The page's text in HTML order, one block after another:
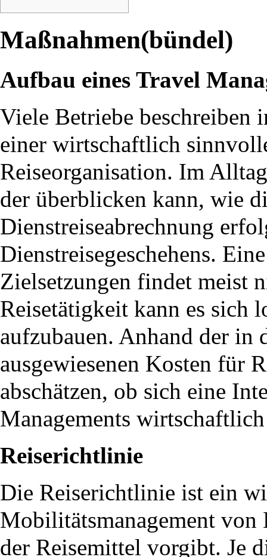
Maßnahmen(bündel)
Aufbau eines Travel
Viele Betriebe beschreiben
einer wirtschaftlich
Reiseorganisation. Im
der überblicken kann, wie
Dienstreiseabrechnung
Dienstreisegeschehens.
Zielsetzungen findet meist
Reisetätigkeit kann es sich
aufzubauen. Anhand der in
ausgewiesenen Kosten für
abschätzen, ob sich eine
Managements
Reiserichtlinie
Die Reiserichtlinie ist ein
Mobilitätsmanagement von
der Reisemittel vorgibt. Je